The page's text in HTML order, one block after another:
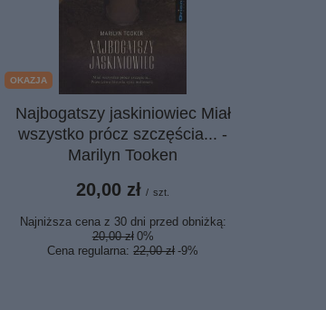
OKAZJA
Najbogatszy jaskiniowiec Miał
wszystko prócz szczęścia... -
Marilyn Tooken
20,00 zł / szt.
Najniższa cena z 30 dni przed obniżką:
20,00 zł 0%
Cena regularna:22,00 zł -9%